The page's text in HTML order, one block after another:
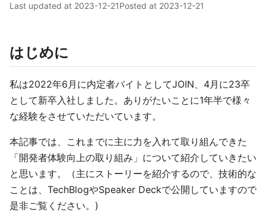
Last updated at 2023-12-21Posted at 2023-12-21
はじめに
私は2022年6月に内定者バイトとしてJOIN、4月に23卒
として新卒入社しました。ありがたいことに1年半で様々
な経験をさせていただいています。
本記事では、これまでに主に力を入れて取り組んできた
「開発者体験向上の取り組み」について紹介していきたい
と思います。（主にストーリーを紹介するので、技術的な
ことは、TechBlogやSpeaker Deckで公開していますので
是非ご覧ください。)